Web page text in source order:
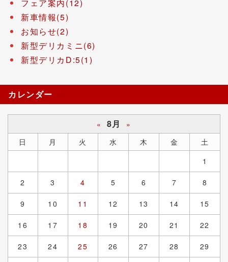
フェア案内(12)
新車情報(5)
お知らせ(2)
新型デリカミニ(6)
新型デリカD:5(1)
カレンダー
« 8月
»
日
月 火 水 木 金
土
1
2 3 4 5 6 7 8
9 10 11 12 13 14 15
16 17 18 19 20 21 22
23 24 25 26 27 28 29